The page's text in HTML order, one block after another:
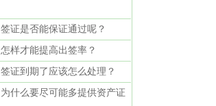
签证是否能保证通过呢？
怎样才能提高出签率？
签证到期了应该怎么处理？
为什么要尽可能多提供资产证